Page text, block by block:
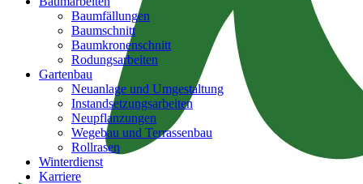
Baumfällungen
Baumschnitt
Baumkronenschnitt
Rodungsarbeiten
Gartenbau
Neuanlage und Umgestaltung
Instandsetzungsarbeiten
Neupflanzungen
Wegebau und Terrassenbau
Rollrasen
Winterdienst
Karriere